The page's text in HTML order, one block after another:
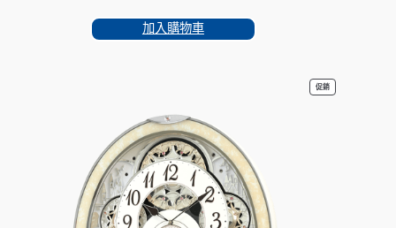
加入購物車
促銷特
價